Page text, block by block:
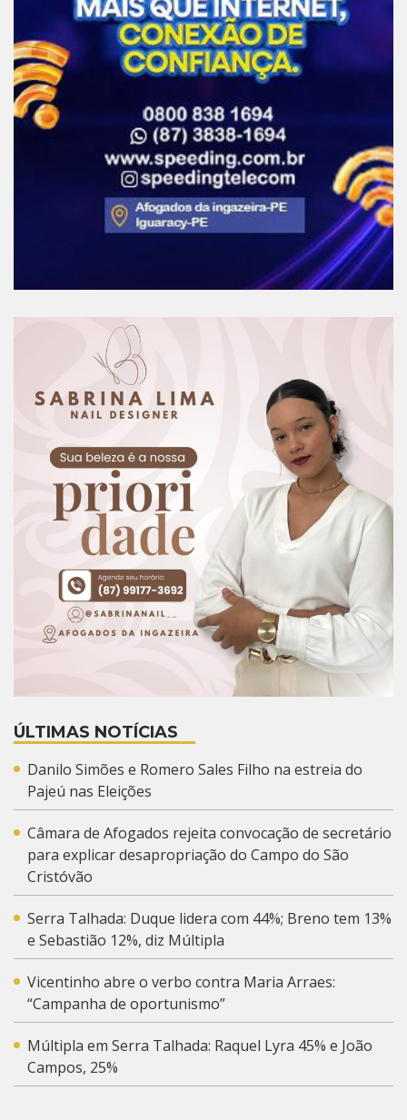
ÚLTIMAS NOTÍCIAS
Danilo Simões e Romero Sales Filho na estreia do
Pajeú nas Eleições
Câmara de Afogados rejeita convocação de secretário
para explicar desapropriação do Campo do São
Cristóvão
Serra Talhada: Duque lidera com 44%; Breno tem 13%
e Sebastião 12%, diz Múltipla
Vicentinho abre o verbo contra Maria Arraes:
“Campanha de oportunismo”
Múltipla em Serra Talhada: Raquel Lyra 45% e João
Campos, 25%